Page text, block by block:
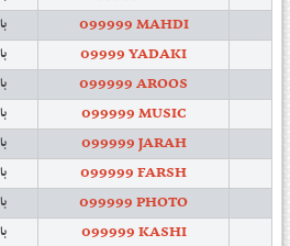
099999 MAHDI
09999 YADAKI
099999 AROOS
099999 MUSIC
099999 JARAH
099999 FARSH
099999 PHOTO
099999 KASHI